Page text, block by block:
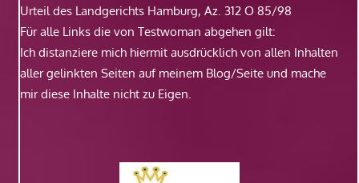
Urteil des Landgerichts Hamburg, Az. 312 O 85/98
Für alle Links die von Testwoman abgehen gilt:
Ich distanziere mich hiermit ausdrücklich von allen Inhalten
aller gelinkten Seiten auf meinem Blog/Seite und mache
mir diese Inhalte nicht zu Eigen.